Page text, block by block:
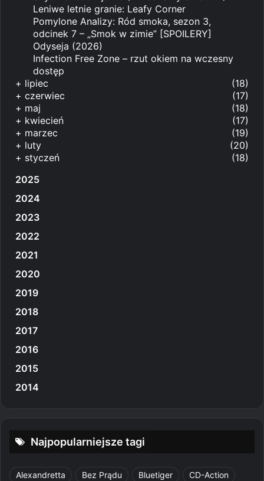
Leniwe letnie granie: Leafy Corner
Pomylone Analizy: Ród smoka, sezon 3,
odcinek 7 – „Smok w zimie” [SPOILERY]
Odyseja (2026)
Infection Free Zone – rzut okiem na wczesny
dostęp
+ lipiec
(18)
+ czerwiec
(17)
+ maj
(18)
+ kwiecień
(17)
+ marzec
(19)
+ luty
(20)
+ styczeń
(18)
2025
2024
2023
2022
2021
2020
2019
2018
2017
2016
2015
2014
Najpopularniejsze tagi
Alexandretta Bez Prądu Bluetiger
CD-Action